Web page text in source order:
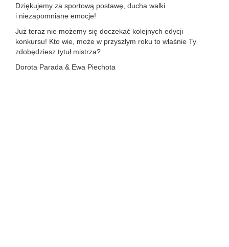
Dziękujemy za sportową postawę, ducha walki
i niezapomniane emocje!
Już teraz nie możemy się doczekać kolejnych edycji
konkursu! Kto wie, może w przyszłym roku to właśnie Ty
zdobędziesz tytuł mistrza?
Dorota Parada & Ewa Piechota